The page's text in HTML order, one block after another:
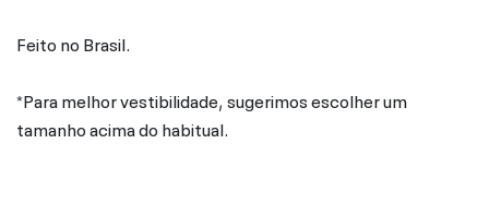
Feito no Brasil.
*Para melhor vestibilidade, sugerimos escolher um
tamanho acima do habitual.